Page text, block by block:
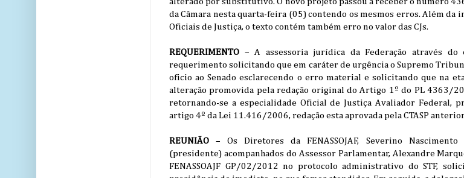
da Câmara nesta quarta-feira (05) contendo os mesmos erros. Além da
Oficiais de Justiça, o texto contém também erro no valor das CJs.
REQUERIMENTO – A assessoria jurídica da Federação através
requerimento solicitando que em caráter de urgência o Supremo
oficio ao Senado esclarecendo o erro material e solicitando que na
alteração promovida pela redação original do Artigo 1º do PL 4363/
retornando-se a especialidade Oficial de Justiça Avaliador Federal,
artigo 4º da Lei 11.416/2006, redação esta aprovada pela CTASP
REUNIÃO – Os Diretores da FENASSOJAF, Severino
(presidente) acompanhados do Assessor Parlamentar, Alexandre
FENASSOAJF GP/02/2012 no protocolo administrativo do STF,